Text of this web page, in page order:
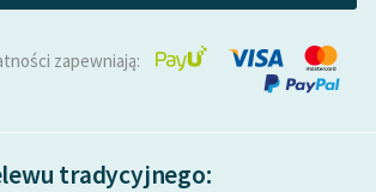
zapewniają:
tradycyjnego: